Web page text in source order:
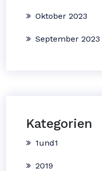
Oktober 2023
September 2023
Kategorien
1und1
2019